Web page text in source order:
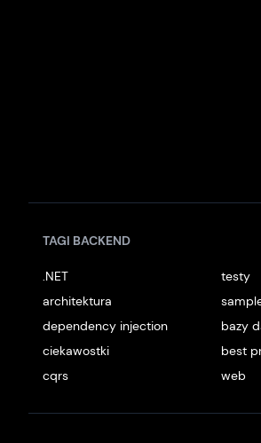
TAGI BACKEND
.NET
testy
architektura
dependency injection
bazy
ciekawostki
best
cqrs
web